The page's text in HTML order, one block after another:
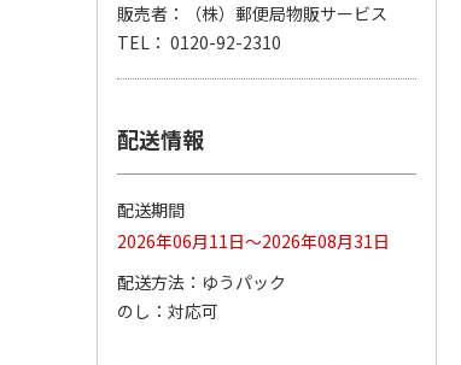
【グリーティング切
販売者：（株）郵便局物販サービス
TEL： 0120-92-2310
配送情報
配送期間
2026年06月11日～2026年08月31日
配送方法
ゆうパック
のし
対応可